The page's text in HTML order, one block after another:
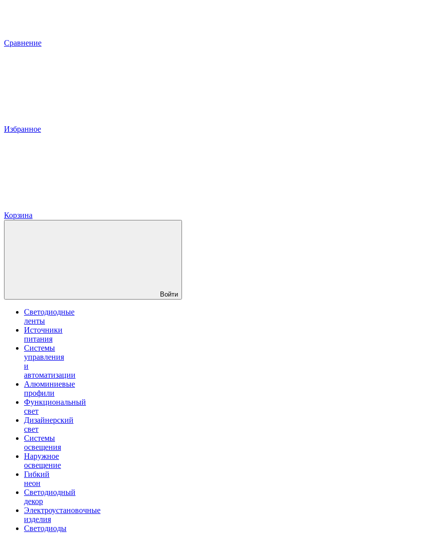
Сравнение
Избранное
Корзина
Войти
Светодиодные
ленты
Источники
питания
Системы
управления
и
автоматизации
Алюминиевые
профили
Функциональный
свет
Дизайнерский
свет
Системы
освещения
Наружное
освещение
Гибкий
неон
Светодиодный
декор
Электроустановочные
изделия
Светодиоды